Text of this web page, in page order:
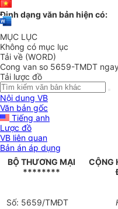
Định dạng văn bản hiện có:
MỤC LỤC
Không có mục lục
Tải về (WORD)
Cong van so 5659-TMDT
Tải lược đồ
Nội dung VB
Văn bản gốc
Tiếng anh
Lược đồ
VB liên quan
Bản án áp dụng
BỘ THƯƠNG MẠI
********
CỘNG
Số: 5659/TMĐT